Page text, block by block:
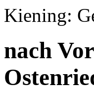
Kiening:
nach